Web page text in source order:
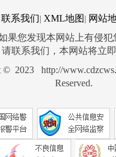
联系我们 XML地图 网站
果您发现本网站上有侵
联系我们，本网站将立
© 2023 http://
Reserved.